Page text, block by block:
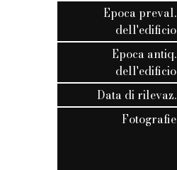
Epoca preval.
dell'edificio
Epoca antiq.
dell'edificio
Data di rilevaz.
Fotografie